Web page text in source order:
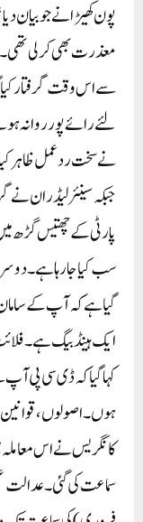
پون کھیڑا نے جو بیان
معذرت بھی کر لی
سے اس وقت گرفتار
لئے رائے پور روانہ
نے سخت رد عمل ظاہر
جبکہ سینئر لیڈران نے
پارٹی کے چھتیس گڑھ
سب کیا جا رہا ہے۔
گیا ہے کہ آپ کے
ایک ہینڈ بیگ ہے۔
کہا گیا کہ ڈی سی پی
ہوں۔ اصولوں، قوانین
کانگریس نے اس